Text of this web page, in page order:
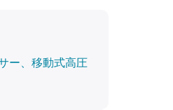
ー、移動式高圧